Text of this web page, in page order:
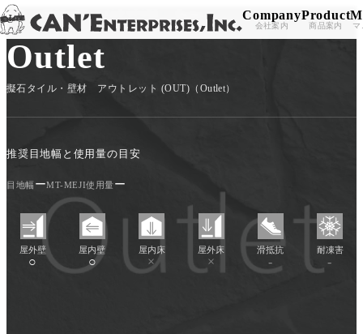
Skip to content Company
会社案内
Product
商品案内 マ
TOP / PRODUCT /
Outlet
擬石タイル・壁材 アウトレット (OUT)（Outlet）
推奨目地幅と使用量の目安
目地幅 ーMT-MEJI使用量ー
屋外壁
○
屋内壁
○
屋内床
×
屋外床
×
滑抵抗
-
耐凍害
-